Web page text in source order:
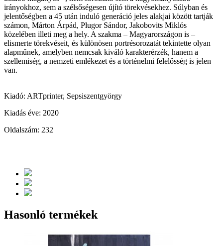
irányokhoz, sem a szélsőségesen újító törekvésekhez. Súlyban és
jelentőségben a 45 után induló generáció jeles alakjai között tartják
számon, Márton Árpád, Plugor Sándor, Jakobovits Miklós
közelében illeti meg a hely. A szakma – Magyarországon is –
elismerte törekvéseit, és különösen portrésorozatát tekintette olyan
alapműnek, amelyben nemcsak kiváló karakterérzék, hanem a
szellemiség, a nemzeti emlékezet és a történelmi felelősség is jelen
van.
Kiadó: ARTprinter, Sepsiszentgyörgy
Kiadás éve: 2020
Oldalszám: 232
Hasonló termékek